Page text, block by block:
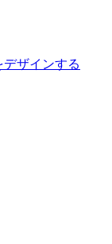
ザインする